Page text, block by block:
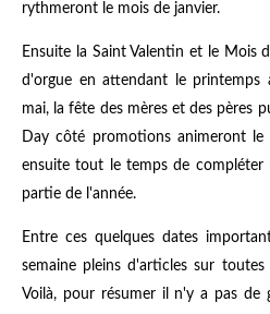
rythmeront le mois de janvier.
Ensuite la Saint Valentin et le Mois
d'orgue en attendant le printemps
mai, la fête des mères et des pères
Day côté promotions animeront
ensuite tout le temps de compléter
partie de l'année.
Entre ces quelques dates
semaine pleins d'articles sur
Voilà, pour résumer il n'y a pas de